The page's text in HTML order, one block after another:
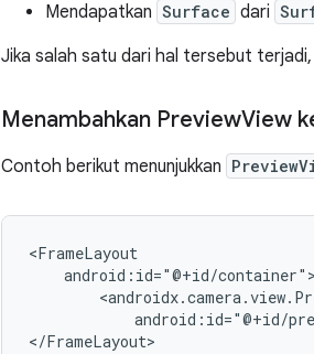
Mendapatkan Surface dari
Jika salah satu dari hal tersebut terjadi,
Menambahkan PreviewView
Contoh berikut menunjukkan
android:id="@+id/
</FrameLayout>